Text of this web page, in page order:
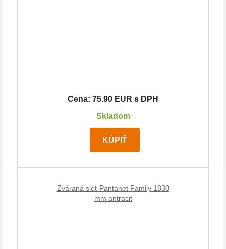
Cena: 75.90 EUR s DPH
Skladom
KÚPIŤ
Zváraná sieť Pantanet Family 1830
mm antracit